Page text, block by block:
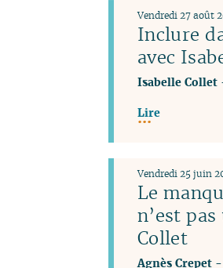
Inclure
avec
Vendredi 27 août
Isabelle Collet
Lire
Le
n’est
Collet
Vendredi 25 juin
Agnès Crepet-